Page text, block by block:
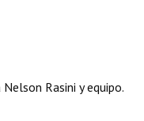
Rasini y equipo.